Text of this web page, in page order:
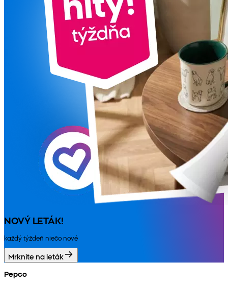
NOVÝ LETÁK!
každý týždeň niečo nové
Mrknite na leták
Pepco